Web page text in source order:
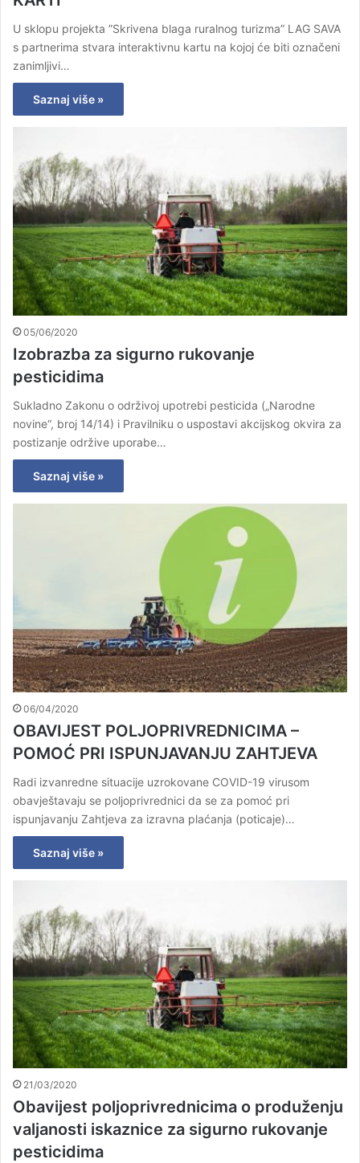
U sklopu projekta ”Skrivena blaga ruralnog turizma” LAG SAVA
s partnerima stvara interaktivnu kartu na kojoj će biti označeni
zanimljivi…
Saznaj više »
05/06/2020
Izobrazba za sigurno rukovanje
pesticidima
Sukladno Zakonu o održivoj upotrebi pesticida („Narodne
novine“, broj 14/14) i Pravilniku o uspostavi akcijskog okvira za
postizanje održive uporabe…
Saznaj više »
06/04/2020
OBAVIJEST POLJOPRIVREDNICIMA –
POMOĆ PRI ISPUNJAVANJU ZAHTJEVA
Radi izvanredne situacije uzrokovane COVID-19 virusom
obavještavaju se poljoprivrednici da se za pomoć pri
ispunjavanju Zahtjeva za izravna plaćanja (poticaje)…
Saznaj više »
21/03/2020
Obavijest poljoprivrednicima o produženju
valjanosti iskaznice za sigurno rukovanje
pesticidima